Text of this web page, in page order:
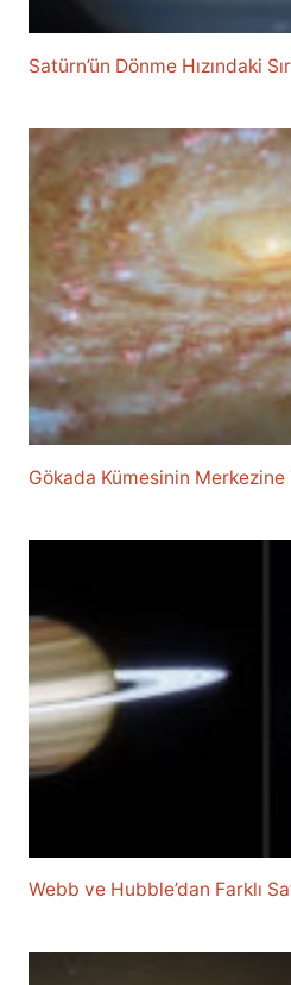
Satürn’ün Dönme Hızındaki
Gökada Kümesinin Merkezine
Webb ve Hubble’dan Farklı